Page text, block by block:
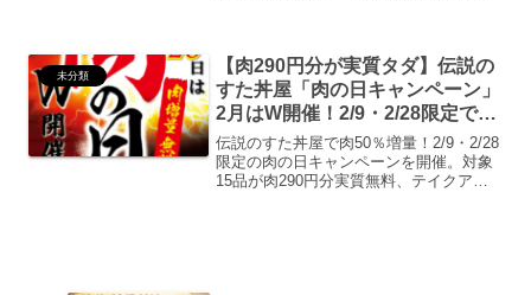
拶の例文に加え、企業側か...
未分類
【肉290円分が実質タダ】伝説の
すた丼屋「肉の日キャンペーン」
2月はW開催！2/9・2/28限定で全
15品が肉50％増量
伝説のすた丼屋で肉50％増量！2/9・2/28
限定の肉の日キャンペーンを開催。対象
15品が肉290円分実質無料、テイクアウ